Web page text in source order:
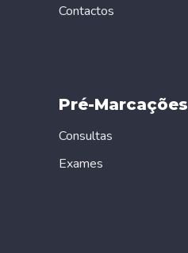
Contactos
Pré-Marcações
Consultas
Exames